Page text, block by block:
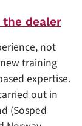
the dealer
not
training
expertise.
out in
(Sosped